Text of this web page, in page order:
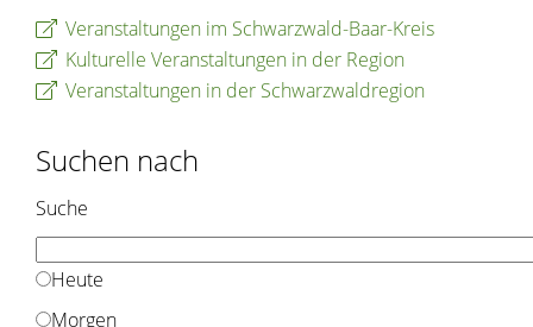
Veranstaltungen im Schwarzwald-Baar-Kreis
Kulturelle Veranstaltungen in der Region
Veranstaltungen in der Schwarzwaldregion
Suchen nach
Suche
Heute
Morgen